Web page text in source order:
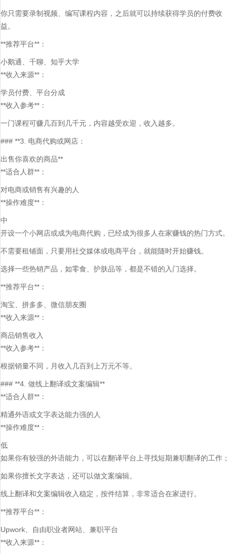
你只需要录制视频、编写课程内容，之后就可以持续获得学员的付费收
益。
**推荐平台**：
小鹅通、千聊、知乎大学
**收入来源**：
学员付费、平台分成
**收入参考**：
一门课程可赚几百到几千元，内容越受欢迎，收入越多。
### **3. 电商代购或网店：
出售你喜欢的商品**
**适合人群**：
对电商或销售有兴趣的人
**操作难度**：
中
开设一个小网店或成为电商代购，已经成为很多人在家赚钱的热门方式。
不需要租铺面，只要用社交媒体或电商平台，就能随时开始赚钱。
选择一些热销产品，如零食、护肤品等，都是不错的入门选择。
**推荐平台**：
淘宝、拼多多、微信朋友圈
**收入来源**：
商品销售收入
**收入参考**：
根据销量不同，月收入几百到上万元不等。
### **4. 做线上翻译或文案编辑**
**适合人群**：
精通外语或文字表达能力强的人
**操作难度**：
低
如果你有较强的外语能力，可以在翻译平台上寻找短期兼职翻译的工作；
如果你擅长文字表达，还可以做文案编辑。
线上翻译和文案编辑收入稳定，按件结算，非常适合在家进行。
**推荐平台**：
Upwork、自由职业者网站、兼职平台
**收入来源**：